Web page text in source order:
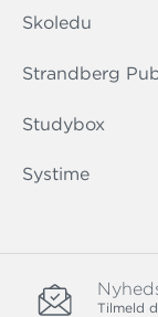
Skoledu
Strandberg
Studybox
Systime
Tilmeld